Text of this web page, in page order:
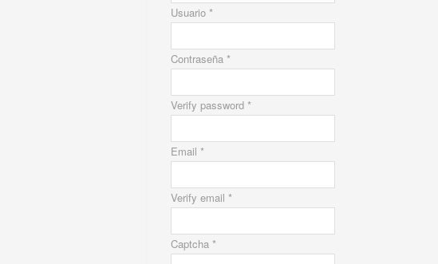
Usuario *
Contraseña *
Verify password *
Email *
Verify email *
Captcha *